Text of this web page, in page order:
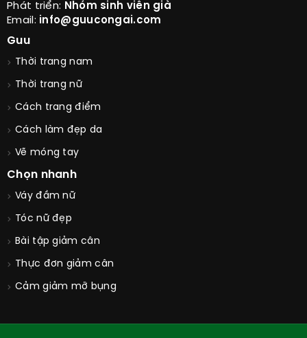
Phát triển: Nhóm sinh viên già
Email: info@guucongai.com
Guu
Thời trang nam
Thời trang nữ
Cách trang điểm
Cách làm đẹp da
Vẽ móng tay
Chọn nhanh
Váy đầm nữ
Tóc nữ đẹp
Bài tập giảm cân
Thực đơn giảm cân
Cảm giảm mỡ bụng